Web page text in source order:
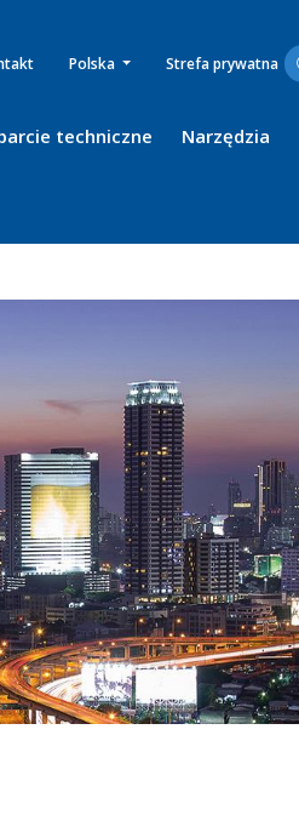
Polska Strefa prywatna
techniczne Narzędzia